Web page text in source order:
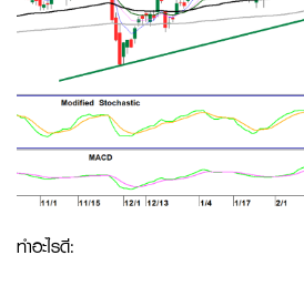
ทำอะไรดี: